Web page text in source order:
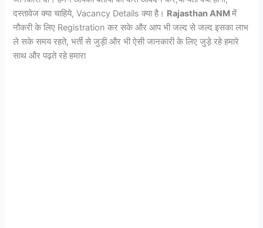
दस्तावेज क्या चाहिये, Vacancy Details क्या है। Rajasthan ANMमें
नौकरी के लिए Registration कर सके और आप भी जल्द से जल्द इसका लाभ
ले सके समय रहते, भर्ती से जुड़ी और भी ऐसी जानकारी के लिए जुड़े रहे हमारे
साथ और पढ़ते रहे हमारा